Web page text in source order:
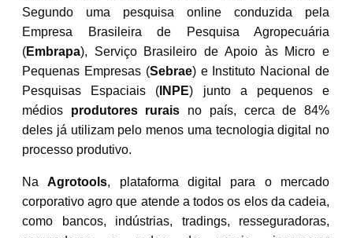
Segundo uma pesquisa online conduzida pela
Empresa Brasileira de Pesquisa Agropecuária
(Embrapa), Serviço Brasileiro de Apoio às Micro e
Pequenas Empresas (Sebrae) e Instituto Nacional de
Pesquisas Espaciais ( INPE) junto a pequenos e
médios produtores rurais no país, cerca de 84%
deles já utilizam pelo menos uma tecnologia digital no
processo produtivo.
NaAgrotools, plataforma digital para o mercado
corporativo agro que atende a todos os elos da cadeia,
como bancos, indústrias, tradings, resseguradoras,